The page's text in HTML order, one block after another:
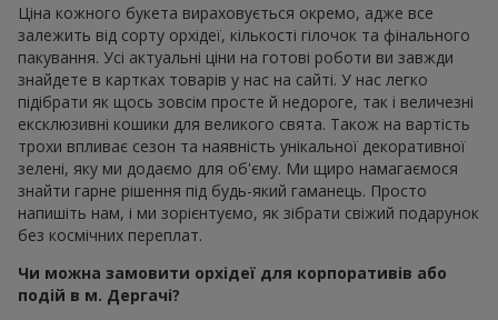
Ціна кожного букета вираховується окремо, адже все
залежить від сорту орхідеї, кількості гілочок та фінального
пакування. Усі актуальні ціни на готові роботи ви завжди
знайдете в картках товарів у нас на сайті. У нас легко
підібрати як щось зовсім просте й недороге, так і величезні
ексклюзивні кошики для великого свята. Також на вартість
трохи впливає сезон та наявність унікальної декоративної
зелені, яку ми додаємо для об'єму. Ми щиро намагаємося
знайти гарне рішення під будь-який гаманець. Просто
напишіть нам, і ми зорієнтуємо, як зібрати свіжий подарунок
без космічних переплат.
Чи можна замовити орхідеї для корпоративів або
подій в м. Дергачі?